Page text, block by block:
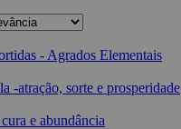
- Agrados Elementais
-atração, sorte e prosperidade
e abundância